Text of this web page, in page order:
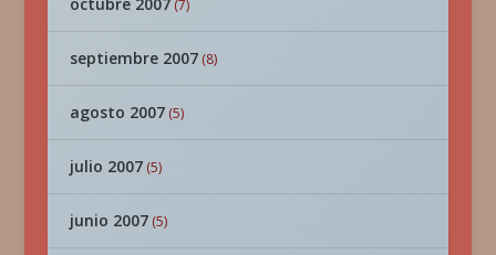
(7)
septiembre 2007(8)
agosto 2007(5)
julio 2007(5)
junio 2007(5)